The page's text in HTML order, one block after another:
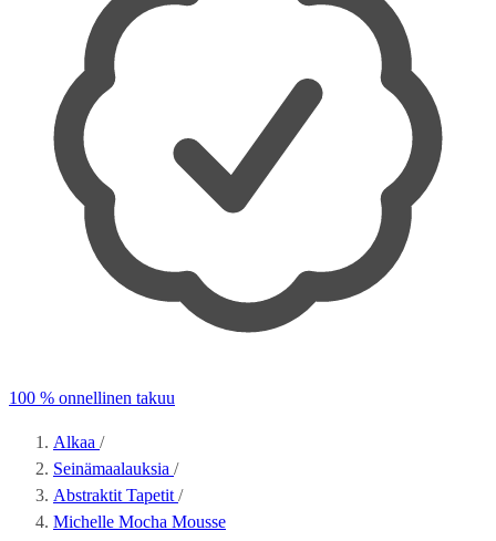
100 % onnellinen takuu
Alkaa /
Seinämaalauksia /
Abstraktit Tapetit /
Michelle Mocha Mousse